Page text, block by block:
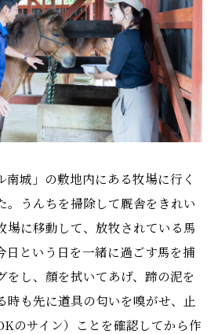
城」の敷地内にある牧場に行く
。うんちを掃除して厩舎をきれい
場に移動して、放牧されている馬
日という日を一緒に過ごす馬を捕
をし、顔を拭いてあげ、蹄の泥を
時も先に道具の匂いを嗅がせ、止
のサイン）ことを確認してから作